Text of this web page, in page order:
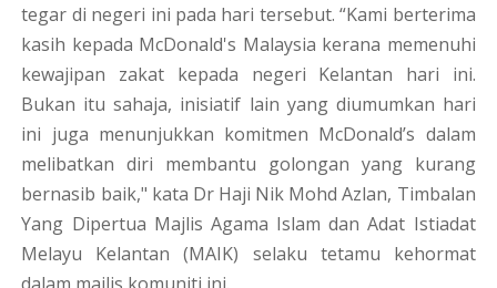
tegar di negeri ini pada hari tersebut.“Kami berterima
kasih kepada McDonald's Malaysia kerana memenuhi
kewajipan zakat kepada negeri Kelantan hari ini.
Bukan itu sahaja, inisiatif lain yang diumumkan hari
ini juga menunjukkan komitmen McDonald’s dalam
melibatkan diri membantu golongan yang kurang
bernasib baik," kata Dr Haji Nik Mohd Azlan, Timbalan
Yang Dipertua Majlis Agama Islam dan Adat Istiadat
Melayu Kelantan (MAIK) selaku tetamu kehormat